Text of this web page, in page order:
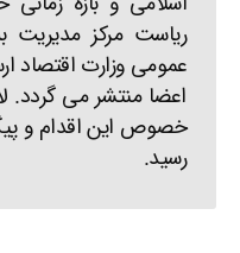
ریاست مرکز مدیریت
عمومی وزارت اقتصاد
اعضا منتشر می گردد.
خصوص این اقدام و
رسید.